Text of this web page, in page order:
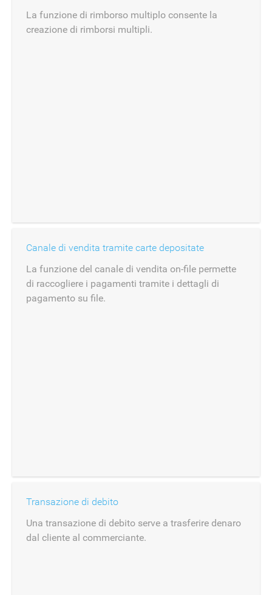
La funzione di rimborso multiplo consente la
creazione di rimborsi multipli.
Canale di vendita tramite carte depositate
La funzione del canale di vendita on-file permette
di raccogliere i pagamenti tramite i dettagli di
pagamento su file.
Transazione di debito
Una transazione di debito serve a trasferire denaro
dal cliente al commerciante.